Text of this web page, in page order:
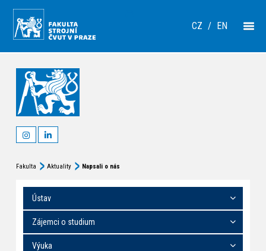
CZ / EN
Fakulta Aktuality Napsali o nás
Ústav
Zájemci o studium
Výuka